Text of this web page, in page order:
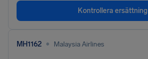
Kontrollera ersättning
MH1162 • Malaysia Airlines